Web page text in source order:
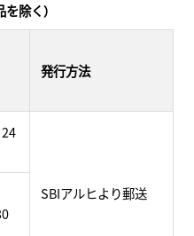
除く）
発行方法
SBIアルヒより郵送